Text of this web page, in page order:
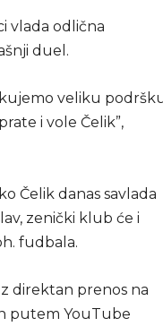
vlada odlična
duel.
veliku
i vole Čelik”,
Čelik danas savlada
zenički klub će i
fudbala.
direktan prenos na
putem YouTube